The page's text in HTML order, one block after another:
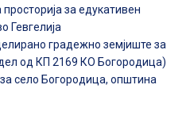
за едукативен
Гевгелија
градежно земјиште за
од КП 2169 КО Богородица)
село Богородица, општина